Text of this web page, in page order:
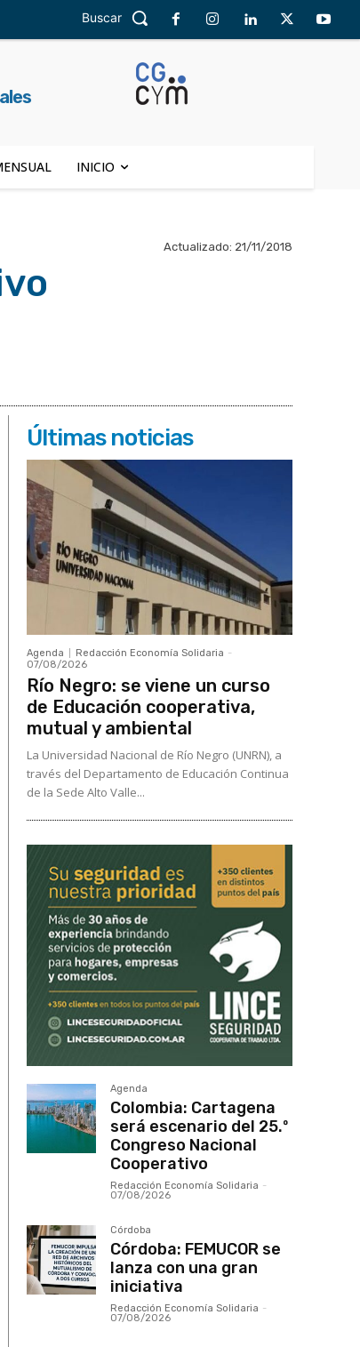
Buscar
INICIO
Actualizado: 21/11/2018
Últimas noticias
Agenda Redacción Economía Solidaria -
07/08/2026
Río Negro: se viene un curso
de Educación cooperativa,
mutual y ambiental
La Universidad Nacional de Río Negro (UNRN), a
través del Departamento de Educación Continua
de la Sede Alto Valle...
Agenda
Colombia: Cartagena
será escenario del 25.º
Congreso Nacional
Cooperativo
Redacción Economía Solidaria -
07/08/2026
Córdoba
Córdoba: FEMUCOR se
lanza con una gran
iniciativa
Redacción Economía Solidaria -
07/08/2026